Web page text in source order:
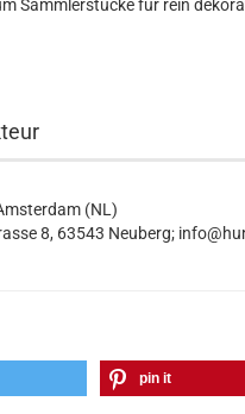
Sammlerstücke für rein
(NL)
8, 63543 Neuberg;
pin it